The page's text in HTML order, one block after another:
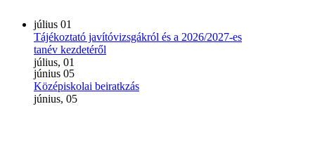
július 01
Tájékoztató javítóvizsgákról és a 2026/2027-es
tanév kezdetéről
július, 01
június 05
Középiskolai beiratkzás
június, 05